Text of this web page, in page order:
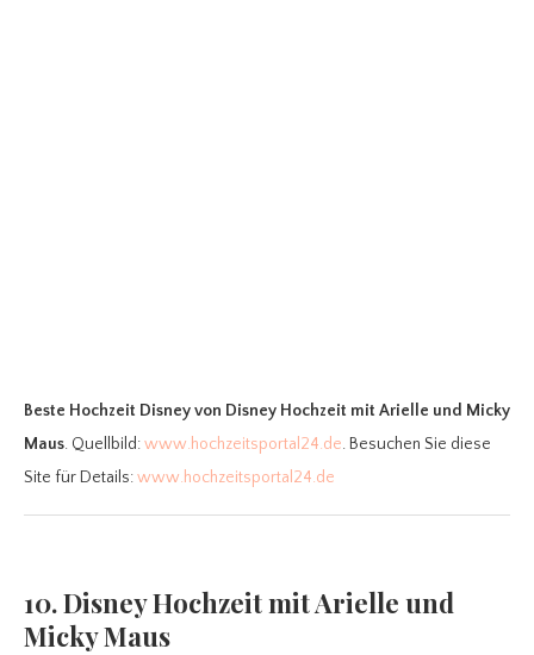
Beste Hochzeit Disneyvon Disney Hochzeit mit Arielle und Micky
Maus. Quellbild:www.hochzeitsportal24.de. Besuchen Sie diese
Site für Details:www.hochzeitsportal24.de
10. Disney Hochzeit mit Arielle und
Micky Maus